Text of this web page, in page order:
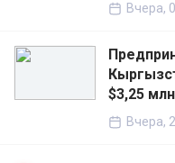
Вчера,
$3,25 млн
Вчера,